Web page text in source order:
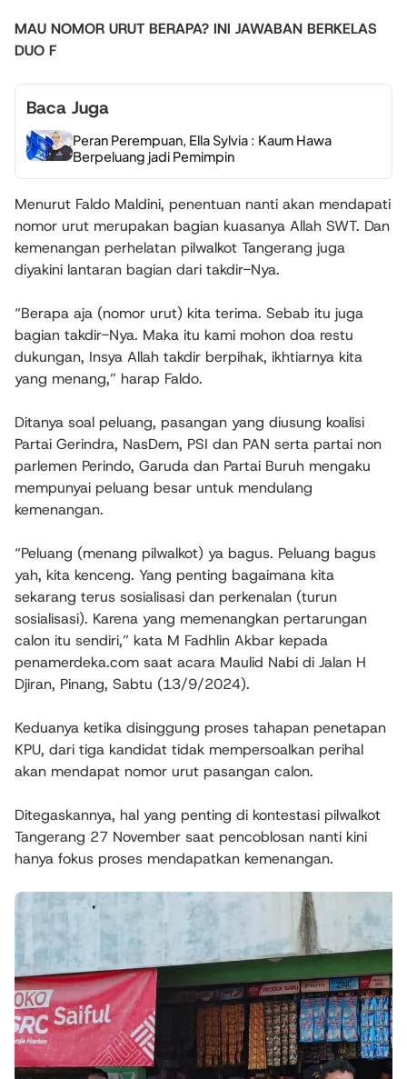
MAU NOMOR URUT BERAPA? INI JAWABAN BERKELAS
DUO F
Baca Juga
Peran Perempuan, Ella Sylvia : Kaum Hawa
Berpeluang jadi Pemimpin
Menurut Faldo Maldini, penentuan nanti akan mendapati
nomor urut merupakan bagian kuasanya Allah SWT. Dan
kemenangan perhelatan pilwalkot Tangerang juga
diyakini lantaran bagian dari takdir-Nya.
“Berapa aja (nomor urut) kita terima. Sebab itu juga
bagian takdir-Nya. Maka itu kami mohon doa restu
dukungan, Insya Allah takdir berpihak, ikhtiarnya kita
yang menang,” harap Faldo.
Ditanya soal peluang, pasangan yang diusung koalisi
Partai Gerindra, NasDem, PSI dan PAN serta partai non
parlemen Perindo, Garuda dan Partai Buruh mengaku
mempunyai peluang besar untuk mendulang
kemenangan.
“Peluang (menang pilwalkot) ya bagus. Peluang bagus
yah, kita kenceng. Yang penting bagaimana kita
sekarang terus sosialisasi dan perkenalan (turun
sosialisasi). Karena yang memenangkan pertarungan
calon itu sendiri,” kata M Fadhlin Akbar kepada
penamerdeka.com saat acara Maulid Nabi di Jalan H
Djiran, Pinang, Sabtu (13/9/2024).
Keduanya ketika disinggung proses tahapan penetapan
KPU, dari tiga kandidat tidak mempersoalkan perihal
akan mendapat nomor urut pasangan calon.
Ditegaskannya, hal yang penting di kontestasi pilwalkot
Tangerang 27 November saat pencoblosan nanti kini
hanya fokus proses mendapatkan kemenangan.